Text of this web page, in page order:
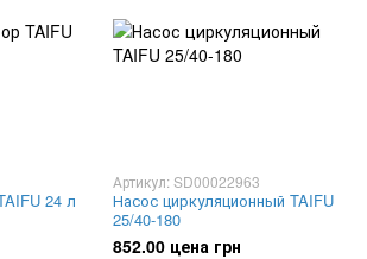
24 л
Артикул: SD00022963
Насос циркуляционный TAIFU
25/40-180
852.00 цена грн